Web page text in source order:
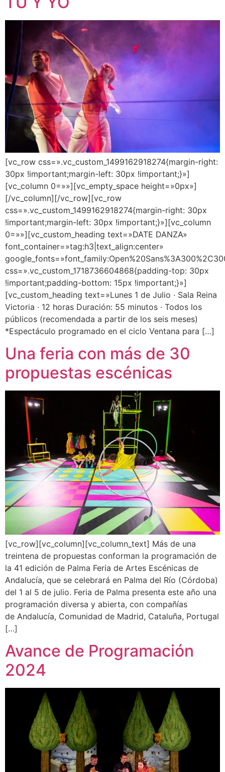
[vc_row css=».vc_custom_1499162918274{margin-right:
30px !important;margin-left: 30px !important;}»]
[vc_column 0=»»][vc_empty_space height=»0px»]
[/vc_column][/vc_row][vc_row
css=».vc_custom_1499162918274{margin-right: 30px
!important;margin-left: 30px !important;}»][vc_column
0=»»][vc_custom_heading text=»DATE DANZA»
font_container=»tag:h3|text_align:center»
css=».vc_custom_1718736604868{padding-top: 30px
!important;padding-bottom: 15px !important;}»]
[vc_custom_heading text=»Lunes 1 de Julio · Sala Reina
Victoria · 12 horas Duración: 55 minutos · Todos los
públicos (recomendada a partir de los seis meses)
*Espectáculo programado en el ciclo Ventana para […]
Una feria con más de 30
propuestas escénicas
[vc_row][vc_column][vc_column_text] Más de una
treintena de propuestas conforman la programación de
la 41 edición de Palma Feria de Artes Escénicas de
Andalucía, que se celebrará en Palma del Río (Córdoba)
del 1 al 5 de julio. Feria de Palma presenta este año una
programación diversa y abierta, con compañías
de Andalucía, Comunidad de Madrid, Cataluña, Portugal
[…]
Avance de Programación
2024